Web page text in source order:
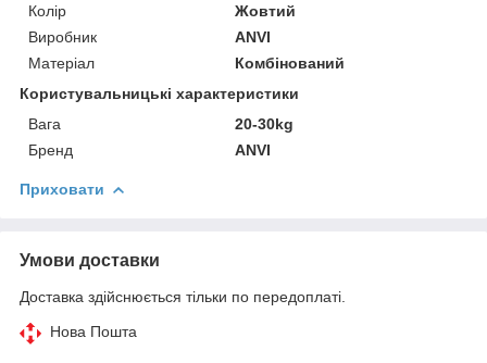
Колір
Жовтий
Виробник
ANVI
Матеріал
Комбінований
Користувальницькі характеристики
Вага
20-30kg
Бренд
ANVI
Приховати
Умови доставки
Доставка здійснюється тільки по передоплаті.
Нова Пошта